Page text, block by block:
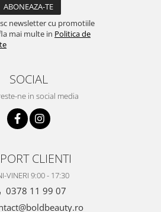
newsletter cu promotiile
mai multe in Politica de
SOCIAL
ne in social media
CLIENTI
VINERI 9:00 - 17:30
0378 11 99 07